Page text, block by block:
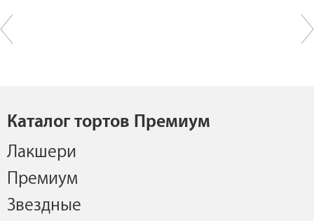
Каталог тортов Премиум
Лакшери
Премиум
Звездные